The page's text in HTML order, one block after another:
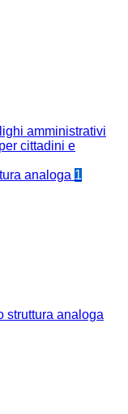
amministrativi
cittadini e
analoga 1
struttura analoga